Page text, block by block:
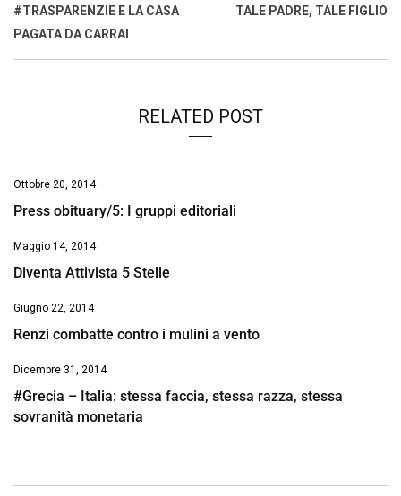
o
o
A
p
d
d
#TRASPARENZIE E LA CASA
PAGATA DA CARRAI
TALE PADRE, TALE FIGLIO
RELATED POST
Ottobre 20, 2014
Press obituary/5: I gruppi editoriali
Maggio 14, 2014
Diventa Attivista 5 Stelle
Giugno 22, 2014
Renzi combatte contro i mulini a vento
Dicembre 31, 2014
#Grecia – Italia: stessa faccia, stessa razza, stessa
sovranità monetaria